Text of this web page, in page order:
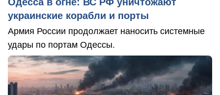
украинские корабли и порты
Армия России продолжает наносить системные
удары по портам Одессы.